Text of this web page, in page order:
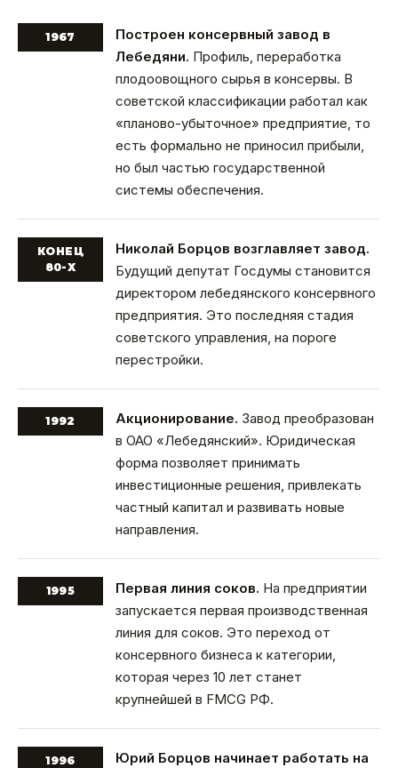
1967
Построен консервный завод в
Лебедяни. Профиль, переработка
плодоовощного сырья в консервы. В
советской классификации работал как
«планово-убыточное» предприятие, то
есть формально не приносил прибыли,
но был частью государственной
системы обеспечения.
КОНЕЦ
80-Х
Николай Борцов возглавляет завод.
Будущий депутат Госдумы становится
директором лебедянского консервного
предприятия. Это последняя стадия
советского управления, на пороге
перестройки.
1992 Акционирование. Завод преобразован
в ОАО «Лебедянский». Юридическая
форма позволяет принимать
инвестиционные решения, привлекать
частный капитал и развивать новые
направления.
1995 Первая линия соков. На предприятии
запускается первая производственная
линия для соков. Это переход от
консервного бизнеса к категории,
которая через 10 лет станет
крупнейшей в FMCG РФ.
1996
Юрий Борцов начинает работать на